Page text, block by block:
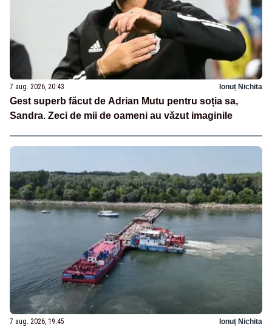
7 aug. 2026, 20:43 Ionuț Nichita
Gest superb făcut de Adrian Mutu pentru soția sa,
Sandra. Zeci de mii de oameni au văzut imaginile
7 aug. 2026, 19:45 Ionuț Nichita